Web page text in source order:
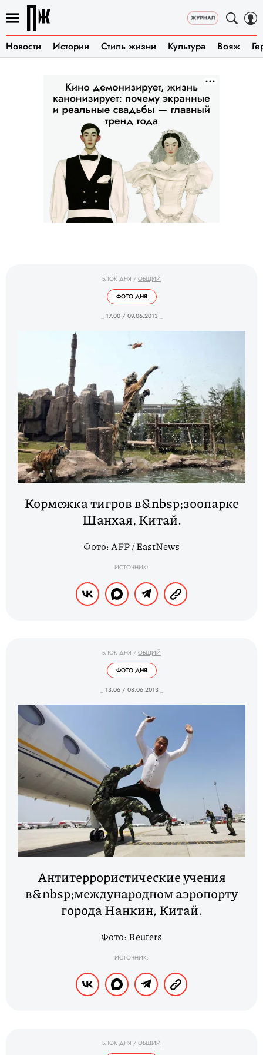
Новости Истории Стиль жизни Культура Вояж
БЛОК ДНЯ / ОБЩИЙ
ФОТО ДНЯ
_ 17.00 / 09.06.2013 _
Кормежка тигров в&nbsp;зоопарке
Шанхая, Китай.
Фото: AFP / EastNews
ИСТОЧНИК:
БЛОК ДНЯ / ОБЩИЙ
ФОТО ДНЯ
_ 13.06 / 08.06.2013 _
Антитеррористические учения
в&nbsp;международном аэропорту
города Нанкин, Китай.
Фото: Reuters
ИСТОЧНИК:
БЛОК ДНЯ / ОБЩИЙ